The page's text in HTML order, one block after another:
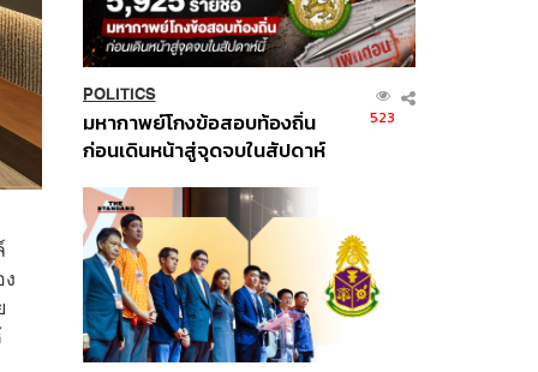
POLITICS
มหากาพย์โกงข้อสอบท้องถิ่น
ก่อนเดินหน้าสู่จุดจบในสัปดาห์
523